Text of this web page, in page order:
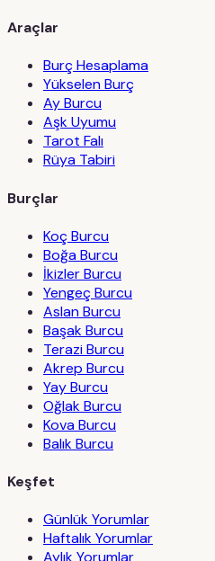
Araçlar
Burç Hesaplama
Yükselen Burç
Ay Burcu
Aşk Uyumu
Tarot Falı
Rüya Tabiri
Burçlar
Koç Burcu
Boğa Burcu
İkizler Burcu
Yengeç Burcu
Aslan Burcu
Başak Burcu
Terazi Burcu
Akrep Burcu
Yay Burcu
Oğlak Burcu
Kova Burcu
Balık Burcu
Keşfet
Günlük Yorumlar
Haftalık Yorumlar